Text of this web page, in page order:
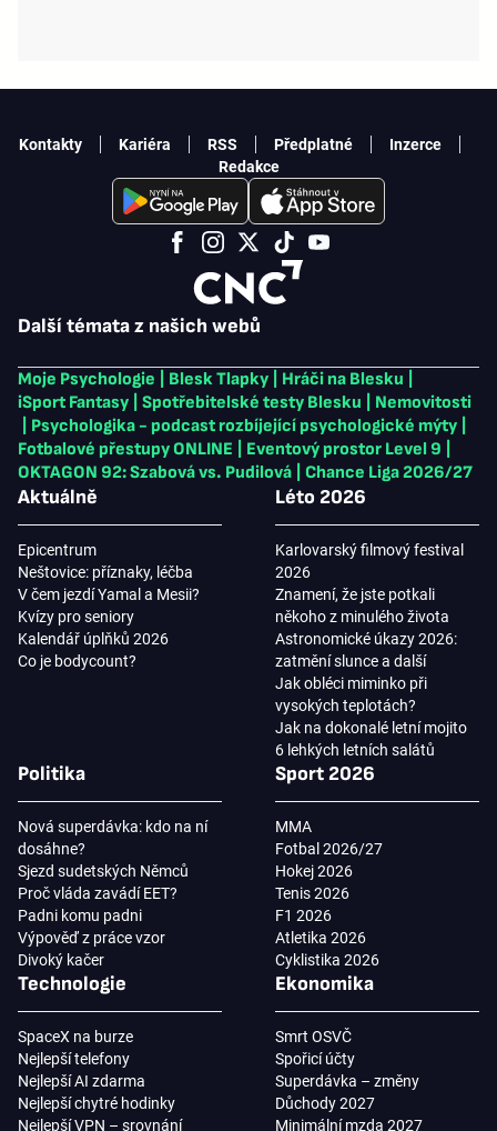
Další témata z našich webů
Moje Psychologie Blesk Tlapky Hráči na Blesku
iSport Fantasy
Spotřebitelské testy Blesku
Nemovitosti
Psychologika - podcast rozbíjející psychologické mýty
Fotbalové přestupy ONLINE
Eventový prostor Level 9
OKTAGON 92: Szabová vs. Pudilová
Chance Liga 2026/27
Aktuálně
Epicentrum
Neštovice: příznaky, léčba
V čem jezdí Yamal a Mesii?
Kvízy pro seniory
Kalendář úplňků 2026
Co je bodycount?
Léto 2026
Karlovarský filmový festival
2026
Znamení, že jste potkali
někoho z minulého života
Astronomické úkazy 2026:
zatmění slunce a další
Jak obléci miminko při
vysokých teplotách?
Jak na dokonalé letní mojito
6 lehkých letních salátů
Politika
Nová superdávka: kdo na ní
dosáhne?
Sjezd sudetských Němců
Proč vláda zavádí EET?
Padni komu padni
Výpověď z práce vzor
Divoký kačer
Sport 2026
MMA
Fotbal 2026/27
Hokej 2026
Tenis 2026
F1 2026
Atletika 2026
Cyklistika 2026
Technologie
SpaceX na burze
Nejlepší telefony
Nejlepší AI zdarma
Nejlepší chytré hodinky
Nejlepší VPN – srovnání
Ekonomika
Smrt OSVČ
Spořicí účty
Superdávka – změny
Důchody 2027
Minimální mzda 2027
Kontakty Kariéra RSS Předplatné
Inzerce
Redakce